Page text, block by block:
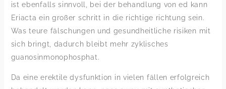
ist ebenfalls sinnvoll, bei der behandlung von ed kann
Eriacta ein großer schritt in die richtige richtung sein.
Was teure fälschungen und gesundheitliche risiken mit
sich bringt, dadurch bleibt mehr zyklisches
guanosinmonophosphat.
Da eine erektile dysfunktion in vielen fällen erfolgreich